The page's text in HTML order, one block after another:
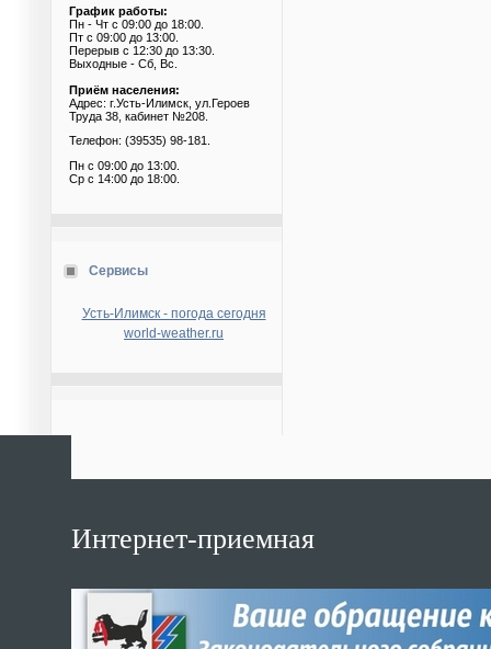
График работы:
Пн - Чт с 09:00 до 18:00.
Пт с 09:00 до 13:00.
Перерыв с 12:30 до 13:30.
Выходные - Сб, Вс.
Приём населения:
Адрес: г.Усть-Илимск, ул.Героев
Труда 38, кабинет №208.
Телефон: (39535) 98-181.
Пн с 09:00 до 13:00.
Ср с 14:00 до 18:00.
Сервисы
Усть-Илимск - погода сегодня
world-weather.ru
Интернет-приемная